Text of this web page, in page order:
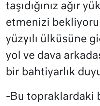
taşıdığınız ağır
etmenizi
yüzyılı ülküsüne
yol ve dava
bir bahtiyarlık
-Bu topraklardaki